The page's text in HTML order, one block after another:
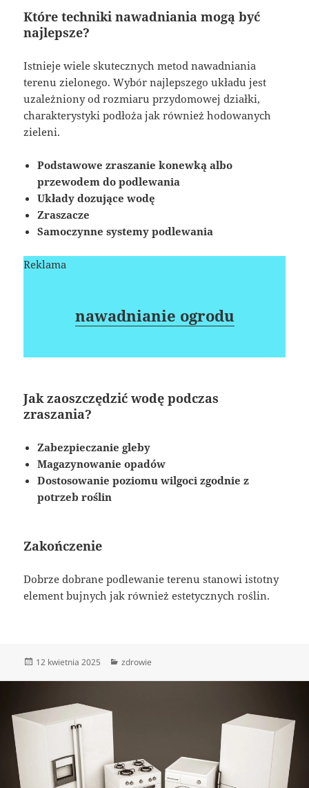
Które techniki nawadniania mogą być
najlepsze?
Istnieje wiele skutecznych metod nawadniania
terenu zielonego. Wybór najlepszego układu jest
uzależniony od rozmiaru przydomowej działki,
charakterystyki podłoża jak również hodowanych
zieleni.
Podstawowe zraszanie konewką albo
przewodem do podlewania
Układy dozujące wodę
Zraszacze
Samoczynne systemy podlewania
Reklama
nawadnianie ogrodu
Jak zaoszczędzić wodę podczas
zraszania?
Zabezpieczanie gleby
Magazynowanie opadów
Dostosowanie poziomu wilgoci zgodnie z
potrzeb roślin
Zakończenie
Dobrze dobrane podlewanie terenu stanowi istotny
element bujnych jak również estetycznych roślin.
Data
12 kwietnia 2025 Kategorie
zdrowie